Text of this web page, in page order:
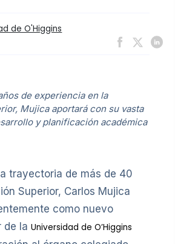
de O'Higgins
de experiencia en la
Mujica aportará con su vasta
y planificación académica
trayectoria de más de 40
Superior, Carlos Mujica
como nuevo
de la Universidad de O’Higgins